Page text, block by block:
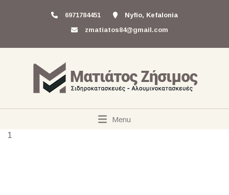
6971784451
Nyfio, Kefalonia
zmatiatos84@gmail.com
Menu
1